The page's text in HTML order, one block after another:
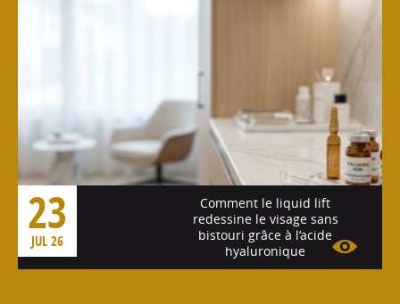
23
JUL 26
Comment le liquid lift
redessine le visage sans
bistouri grâce à l’acide
hyaluronique